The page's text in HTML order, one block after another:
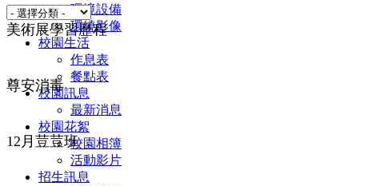
環境設備
環繞影像
校園生活
作息表
餐點表
校園訊息
最新消息
校園花絮
校園相簿
活動影片
招生訊息
美術展學習歷程
尊安消毒
12月荳荳班